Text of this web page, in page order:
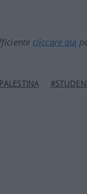
cliccare qui